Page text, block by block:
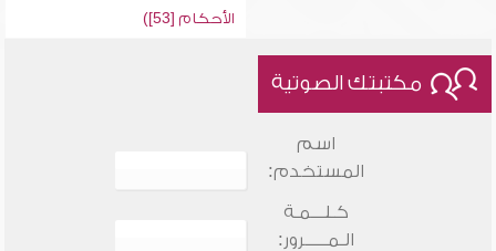
الأحكام [53])
مكتبتك الصوتية
اسم
المستخدم:
كـلـــمـة
الـمـــــرور: